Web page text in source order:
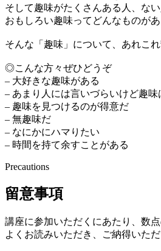
そして趣味がたくさんある人、な
おもしろい趣味ってどんなものが
そんな「趣味」について、あれこ
◎こんな方々ぜひどうぞ
– 大好きな趣味がある
– あまり人には言いづらいけど趣味
– 趣味を見つけるのが得意だ
– 無趣味だ
– なにかにハマりたい
– 時間を持て余すことがある
Precautions
留意事項
講座に参加いただくにあたり、数
よくお読みいただき、ご納得いた